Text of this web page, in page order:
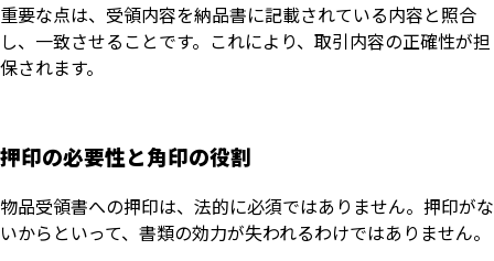
重要な点は、受領内容を納品書に記載されている内容と照合
し、一致させることです。これにより、取引内容の正確性が担
保されます。
押印の必要性と角印の役割
物品受領書への押印は、法的に必須ではありません。押印がな
いからといって、書類の効力が失われるわけではありません。